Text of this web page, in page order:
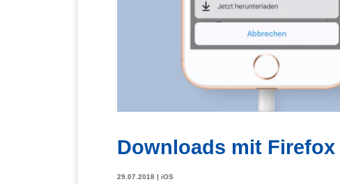
Downloads mit Firefox
29.07.2018 | iOS